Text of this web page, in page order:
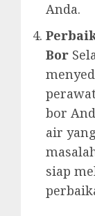
Anda.
Bor
bor
air
siap